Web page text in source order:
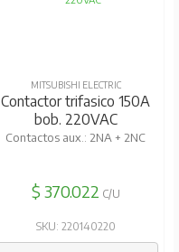
MITSUBISHI ELECTRIC
Contactor trifasico 150A
bob. 220VAC
Contactos aux.: 2NA + 2NC
$ 370.022 C/U
SKU: 220140220